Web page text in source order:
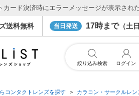
送料無料 当日発送 17時まで（土
カード決済時にエラーメッセージが表示され
コンタクトレンズを探す カラコン・サークルレ
絞り込み検索 ログイン